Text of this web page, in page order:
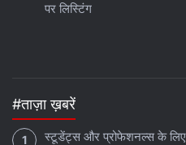
एक्सक्लूसिव ऑफर के लिए गैजेट्स
हमेंगूगल समाचार
पर लिस्टिंग
#ताज़ा ख़बरें
स्टूडेंट्स और प्रोफेशनल्स के लिए